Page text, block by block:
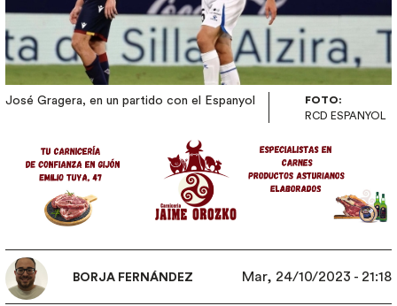
José Gragera, en un partido con el Espanyol
FOTO:
RCD ESPANYOL
Image
BORJA FERNÁNDEZ Mar, 24/10/2023 - 21:18